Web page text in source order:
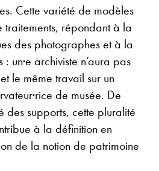
Cette variété de modèles
traitements, répondant à la
des photographes et à la
un·e archiviste n’aura pas
le même travail sur un
de musée. De
des supports, cette pluralité
à la définition en
de la notion de patrimoine